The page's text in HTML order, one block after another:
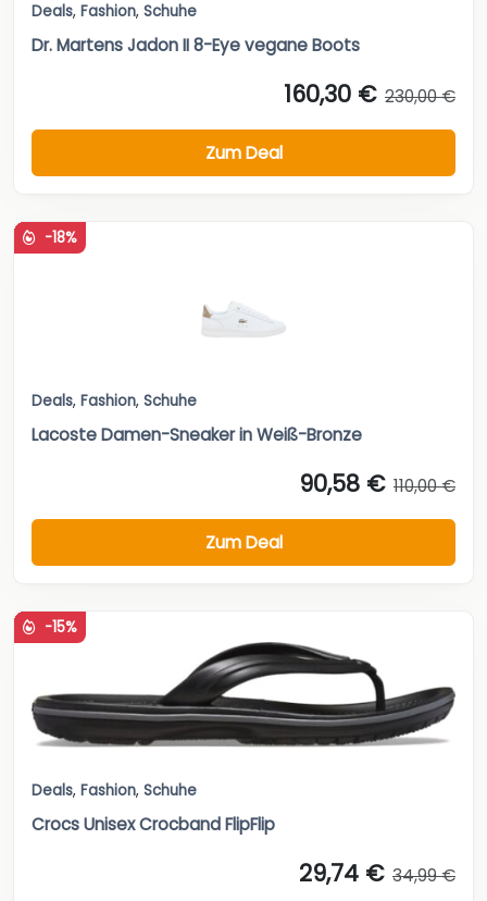
Deals, Fashion, Schuhe
Dr. Martens Jadon II 8-Eye vegane Boots
160,30 € 230,00 €
Zum Deal
-18%
Deals, Fashion, Schuhe
Lacoste Damen-Sneaker in Weiß-Bronze
90,58 € 110,00 €
Zum Deal
-15%
Deals, Fashion, Schuhe
Crocs Unisex Crocband FlipFlip
29,74 € 34,99 €